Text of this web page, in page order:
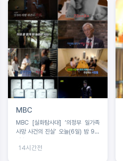
MBC
MBC [실화탐사대] ‘의정부 일가족
사망 사건의 진실’ 오늘(6일) 밤 9시
14시간전